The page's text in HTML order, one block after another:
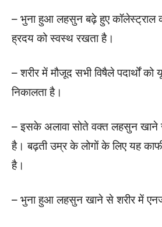
– भुना हुआ लहसुन बढ़े हुए कॉलेस्ट्राल
ह्रदय को स्वस्थ रखता है।
– शरीर में मौजूद सभी विषैले पदार्थों को
निकालता है।
– इसके अलावा सोते वक्त लहसुन खाने
है। बढ़ती उम्र के लोगों के लिए यह
है।
– भुना हुआ लहसुन खाने से शरीर में